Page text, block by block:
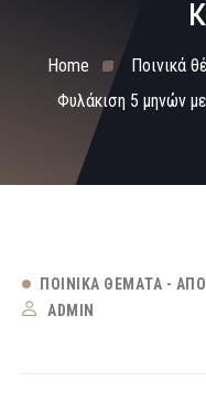
Home
Ποινικά
Φυλάκιση 5 μηνών
ΠΟΙΝΙΚΆ ΘΈΜΑΤΑ -
ADMIN